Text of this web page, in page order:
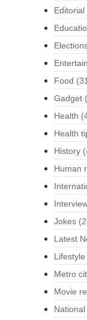
Editorial
Food
Gadget
Health
Health
History
Human
Jokes
Latest
Lifestyle
Metro
Movie
National